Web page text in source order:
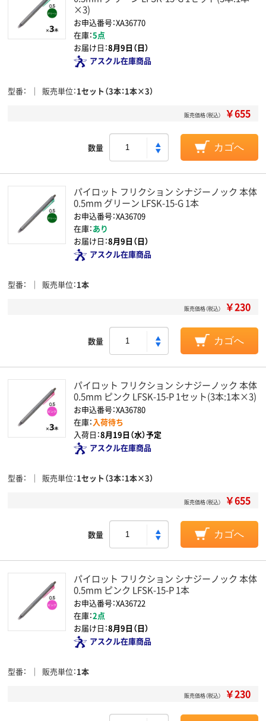
×3)
お申込番号：XA36770
在庫：5点
お届け日：8月9日（日）
アスクル在庫商品
型番 販売単位 1セット（3本：1本×3）
販売価格（税込） ￥655
数量 カゴへ
パイロット フリクション シナジーノック 本体
0.5mm グリーン LFSK-15-G 1本
お申込番号：XA36709
在庫：あり
お届け日：8月9日（日）
アスクル在庫商品
型番 販売単位 1本
販売価格（税込） ￥230
数量 カゴへ
パイロット フリクション シナジーノック 本体
0.5mm ピンク LFSK-15-P 1セット(3本:1本×3)
お申込番号：XA36780
在庫：入荷待ち
入荷日：8月19日（水）予定
アスクル在庫商品
型番 販売単位 1セット（3本：1本×3）
販売価格（税込） ￥655
数量 カゴへ
パイロット フリクション シナジーノック 本体
0.5mm ピンク LFSK-15-P 1本
お申込番号：XA36722
在庫：2点
お届け日：8月9日（日）
アスクル在庫商品
型番 販売単位 1本
販売価格（税込） ￥230